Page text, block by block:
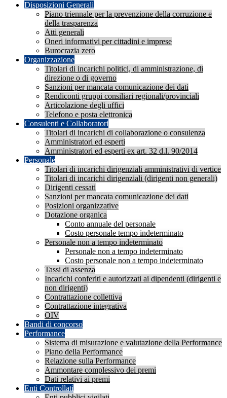
Disposizioni Generali
Piano triennale per la prevenzione della corruzione e
della trasparenza
Atti generali
Oneri informativi per cittadini e imprese
Burocrazia zero
Organizzazione
Titolari di incarichi politici, di amministrazione, di
direzione o di governo
Sanzioni per mancata comunicazione dei dati
Rendiconti gruppi consiliari regionali/provinciali
Articolazione degli uffici
Telefono e posta elettronica
Consulenti e Collaboratori
Titolari di incarichi di collaborazione o consulenza
Amministratori ed esperti
Amministratori ed esperti ex art. 32 d.l. 90/2014
Personale
Titolari di incarichi dirigenziali amministrativi di vertice
Titolari di incarichi dirigenziali (dirigenti non generali)
Dirigenti cessati
Sanzioni per mancata comunicazione dei dati
Posizioni organizzative
Dotazione organica
Conto annuale del personale
Costo personale tempo indeterminato
Personale non a tempo indeterminato
Personale non a tempo indeterminato
Costo personale non a tempo indeterminato
Tassi di assenza
Incarichi conferiti e autorizzati ai dipendenti (dirigenti e
non dirigenti)
Contrattazione collettiva
Contrattazione integrativa
OIV
Bandi di concorso
Performance
Sistema di misurazione e valutazione della Performance
Piano della Performance
Relazione sulla Performance
Ammontare complessivo dei premi
Dati relativi ai premi
Enti Controllati